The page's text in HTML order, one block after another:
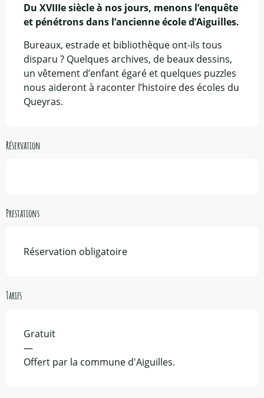
Du XVIIIe siècle à nos jours, menons l’enquête
et pénétrons dans l’ancienne école d’Aiguilles.
Bureaux, estrade et bibliothèque ont-ils tous
disparu ? Quelques archives, de beaux dessins,
un vêtement d’enfant égaré et quelques puzzles
nous aideront à raconter l’histoire des écoles du
Queyras.
Réservation
Prestations
Réservation obligatoire
Tarifs
Gratuit
—
Offert par la commune d'Aiguilles.